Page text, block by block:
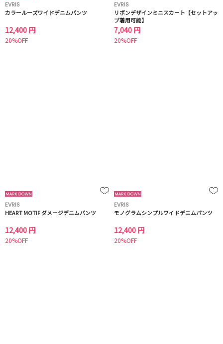
EVRIS
カラールーズワイドデニムパンツ
12,400 円
20%OFF
EVRIS
リボンデザインミニスカート【セットアッ
プ着用可能】
7,040 円
20%OFF
EVRIS
HEART MOTIF ダメージデニムパンツ
12,400 円
20%OFF
EVRIS
モノグラムシンプルワイドデニムパンツ
12,400 円
20%OFF